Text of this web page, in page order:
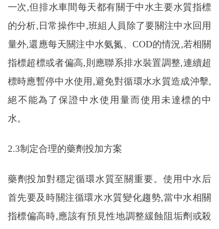
一次,但排水車間每天都有關于中水主要水質指標
的分析,日常操作中,班組人員除了要關注中水回用
量外,還應每天關注中水氨氮、COD的情況,若相關
指標超標或者偏高,則應聯系排水裝置調整,連續超
標時應暫停中水使用,避免對循環水水質造成沖擊,
絕不能為了保證中水使用量而使用未達標的中
水。
2.3制定合理的藥劑投加方案
藥劑投加對穩定循環水質至關重要。使用中水后
首先要及時關注循環水水質變化趨勢,當中水相關
指標偏高時,應該有預見性地調整緩蝕阻垢劑或殺